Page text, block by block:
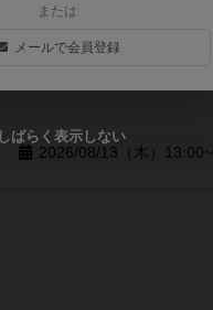
2026/08/13（木）13:00~
または
メールで会員登録
しばらく表示しない